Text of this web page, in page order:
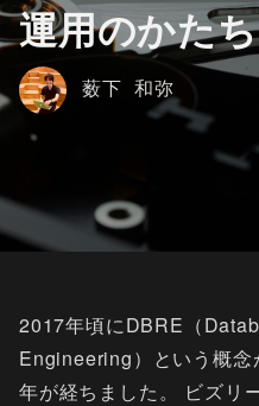
運用のかたち
薮下 和弥
2017年頃にDBRE（
Engineering）という概念
年が経ちました。 ビズリ